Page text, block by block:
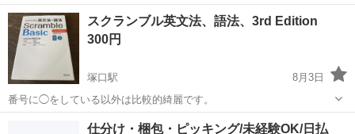
記名を消しています。
兵庫 尼崎市 塚口駅 参考書 半額
スクランブル英文法、語法、3rd Edition
300円
塚口駅
8月3日
番号に◯をしている以外は比較的綺麗です。
塚口駅 参考書 英文法
仕分け・梱包・ピッキング/未経験OK/日払